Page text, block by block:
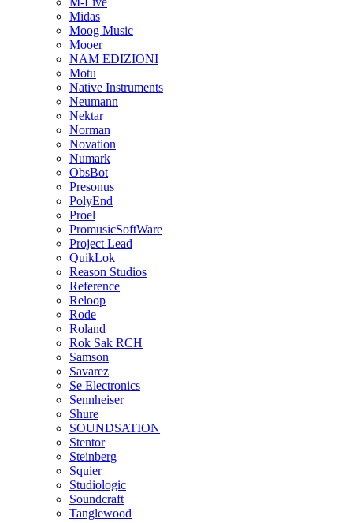
Midas
Moog Music
Mooer
NAM EDIZIONI
Motu
Native Instruments
Neumann
Nektar
Norman
Novation
Numark
ObsBot
Presonus
PolyEnd
Proel
PromusicSoftWare
Project Lead
QuikLok
Reason Studios
Reference
Reloop
Rode
Roland
Rok Sak RCH
Samson
Savarez
Se Electronics
Sennheiser
Shure
SOUNDSATION
Stentor
Steinberg
Squier
Studiologic
Soundcraft
Tanglewood